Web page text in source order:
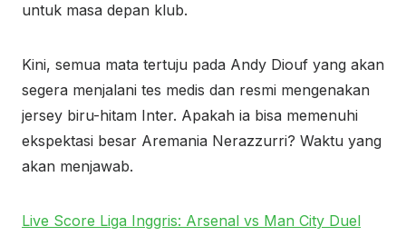
untuk masa depan klub.
Kini, semua mata tertuju pada Andy Diouf yang akan
segera menjalani tes medis dan resmi mengenakan
jersey biru-hitam Inter. Apakah ia bisa memenuhi
ekspektasi besar Aremania Nerazzurri? Waktu yang
akan menjawab.
Live Score Liga Inggris: Arsenal vs Man City Duel